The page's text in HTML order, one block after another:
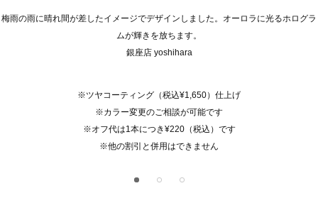
梅雨の雨に晴れ間が差したイメージでデザインしました。オーロラに光るホログラ
ムが輝きを放ちます。
銀座店 yoshihara
※ツヤコーティング（税込¥1,650）仕上げ
※カラー変更のご相談が可能です
※オフ代は1本につき¥220（税込）です
※他の割引と併用はできません